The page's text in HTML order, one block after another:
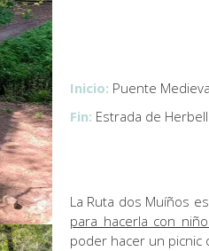
Inicio: Puente
Fin: Estrada de
La Ruta dos Muíños
para hacerla con
poder hacer un picnic